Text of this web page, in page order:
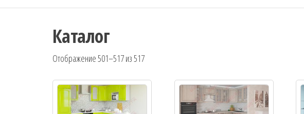
Каталог
Отображение 501–517 из 517